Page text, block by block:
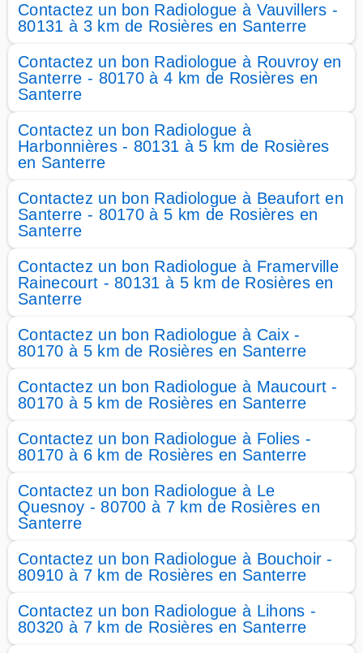
Contactez un bon Radiologue à Vauvillers -
80131 à 3 km de Rosières en Santerre
Contactez un bon Radiologue à Rouvroy en
Santerre - 80170 à 4 km de Rosières en
Santerre
Contactez un bon Radiologue à
Harbonnières - 80131 à 5 km de Rosières
en Santerre
Contactez un bon Radiologue à Beaufort en
Santerre - 80170 à 5 km de Rosières en
Santerre
Contactez un bon Radiologue à Framerville
Rainecourt - 80131 à 5 km de Rosières en
Santerre
Contactez un bon Radiologue à Caix -
80170 à 5 km de Rosières en Santerre
Contactez un bon Radiologue à Maucourt -
80170 à 5 km de Rosières en Santerre
Contactez un bon Radiologue à Folies -
80170 à 6 km de Rosières en Santerre
Contactez un bon Radiologue à Le
Quesnoy - 80700 à 7 km de Rosières en
Santerre
Contactez un bon Radiologue à Bouchoir -
80910 à 7 km de Rosières en Santerre
Contactez un bon Radiologue à Lihons -
80320 à 7 km de Rosières en Santerre